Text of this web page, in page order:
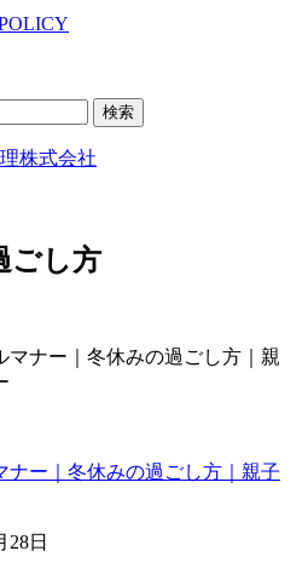
ごし方
ナー｜冬休みの過ごし方｜親子
28日